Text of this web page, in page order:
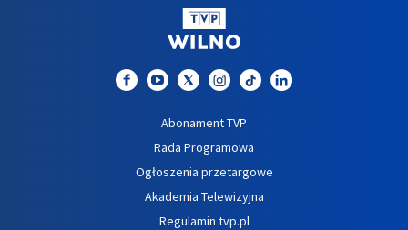
Abonament TVP
Rada Programowa
Ogłoszenia przetargowe
Akademia Telewizyjna
Regulamin tvp.pl